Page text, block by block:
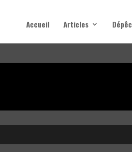
Accueil Articles